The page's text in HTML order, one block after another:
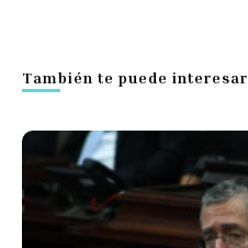
También te puede interesar